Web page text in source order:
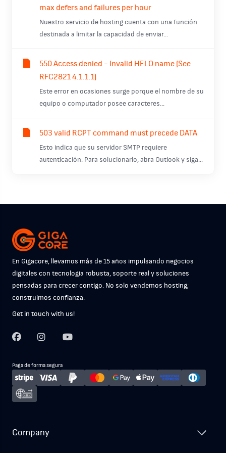
max defers and failures per hour
Nuestro servicio de hosting cuenta con una función
destinada a limitar la capacidad de enviar...
550 Access denied - Invalid HELO name (See
RFC2821 4.1.1.1)
Este error en ocasiones surge porque el nombre de su
equipo o computador posee caracteres...
503 valid RCPT command must precede DATA
Esto indica que su servidor SMTP requiere
autenticación. Para solucionarlo, abra Outlook y siga...
En Gigacore, llevamos más de 15 años impulsando negocios
digitales con tecnología robusta, soporte real y soluciones
pensadas para crecer contigo. No solo vendemos hosting;
construimos confianza.
Get in touch with us!
Paga de forma segura
Company